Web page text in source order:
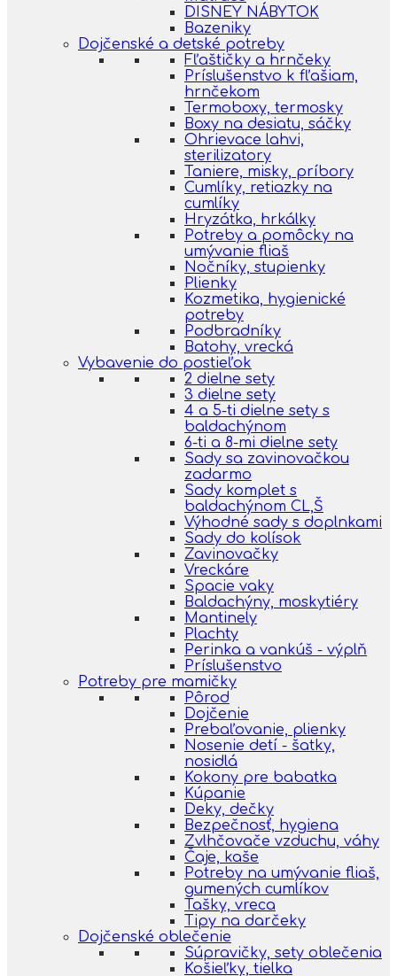
DISNEY NÁBYTOK
Bazeniky
Dojčenské a detské potreby
Fľaštičky a hrnčeky
Príslušenstvo k fľašiam,
hrnčekom
Termoboxy, termosky
Boxy na desiatu, sáčky
Ohrievace lahvi,
sterilizatory
Taniere, misky, príbory
Cumlíky, retiazky na
cumlíky
Hryzátka, hrkálky
Potreby a pomôcky na
umývanie fliaš
Nočníky, stupienky
Plienky
Kozmetika, hygienické
potreby
Podbradníky
Batohy, vrecká
Vybavenie do postieľok
2 dielne sety
3 dielne sety
4 a 5-ti dielne sety s
baldachýnom
6-ti a 8-mi dielne sety
Sady sa zavinovačkou
zadarmo
Sady komplet s
baldachýnom CL,Š
Výhodné sady s doplnkami
Sady do kolísok
Zavinovačky
Vreckáre
Spacie vaky
Baldachýny, moskytiéry
Mantinely
Plachty
Perinka a vankúš - výplň
Príslušenstvo
Potreby pre mamičky
Pôrod
Dojčenie
Prebaľovanie, plienky
Nosenie detí - šatky,
nosidlá
Kokony pre babatka
Kúpanie
Deky, dečky
Bezpečnosť, hygiena
Zvlhčovače vzduchu, váhy
Čaje, kaše
Potreby na umývanie fliaš,
gumených cumlíkov
Tašky, vreca
Tipy na darčeky
Dojčenské oblečenie
Súpravičky, sety oblečenia
Košieľky, tielka